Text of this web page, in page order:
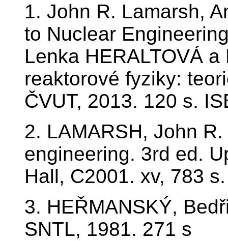
1. John R. Lamarsh,
to Nuclear
Lenka HERALTOVÁ
reaktorové fyziky:
ČVUT, 2013. 120 s.
2. LAMARSH, John
engineering. 3rd ed.
Hall, C2001. xv, 783
3. HEŘMANSKÝ,
SNTL, 1981. 271 s